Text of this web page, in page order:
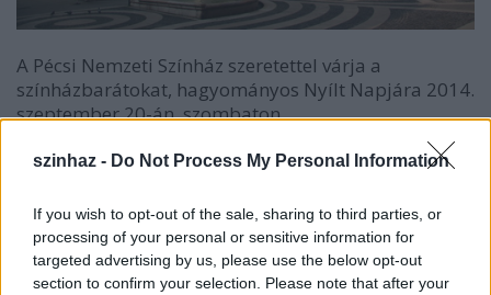
szinhaz - Do Not Process My Personal Information
If you wish to opt-out of the sale, sharing to third parties, or
processing of your personal or sensitive information for
targeted advertising by us, please use the below opt-out
section to confirm your selection. Please note that after your
A Pécsi Nemzeti Színház szeretettel várja a
színházbarátokat, hagyományos Nyílt Napjára 2014.
szeptember 20-án, szombaton.
Az érdeklődők beleshetnek a kulisszák mögé,
megnézhetik hogyan zajlanak a legújabb előadások
próbái, milyen instrukciókat adnak a rendezők, és a
művészek hogy hajtják végre azokat.